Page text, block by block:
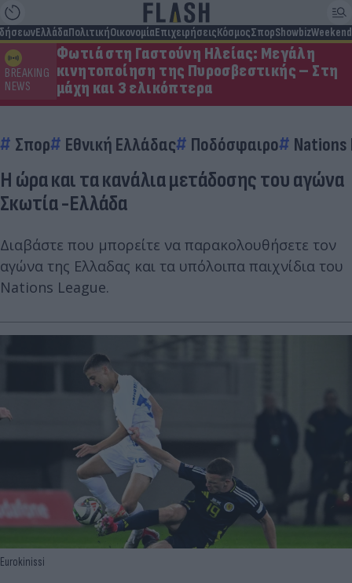
ΕλλάδαΠολιτικήΟικονομίαΕπιχειρήσειςΚόσμοςΣπορShowbizWeekend
BREAKING
NEWS
Φωτιά στη Γαστούνη Ηλείας: Μεγάλη
κινητοποίηση της Πυροσβεστικής – Στη
μάχη και 3 ελικόπτερα
Σπορ Εθνική Ελλάδας Ποδόσφαιρο Nations
Η ώρα και τα κανάλια μετάδοσης του αγώνα
Σκωτία -Ελλάδα
Διαβάστε που μπορείτε να παρακολουθήσετε τον
αγώνα της Ελλαδας και τα υπόλοιπα παιχνίδια του
Nations League.
Eurokinissi